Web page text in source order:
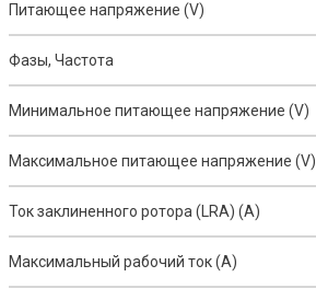
Питающее напряжение (V)
Фазы, Частота
Минимальное питающее напряжение (V)
Максимальное питающее напряжение (V)
Ток заклиненного ротора (LRA) (A)
Максимальный рабочий ток (A)